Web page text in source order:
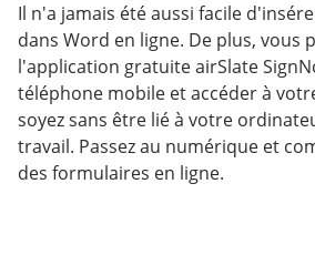
Il n'a jamais été aussi facile
dans Word en ligne. De plus, vous
l'application gratuite airSlate
téléphone mobile et accéder à
soyez sans être lié à votre
travail. Passez au numérique et
des formulaires en ligne.